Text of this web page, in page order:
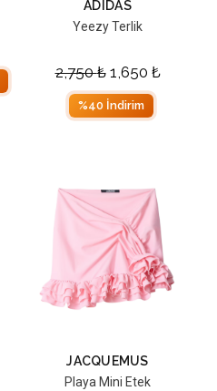
ADIDAS
Yeezy Terlik
2,750₺ 1,650 ₺
%40 İndirim
JACQUEMUS
Playa Mini Etek